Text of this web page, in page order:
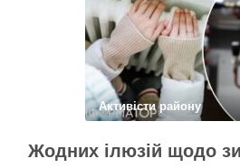
почалася вже …
Поділитися у соцмережах:
Активісти району